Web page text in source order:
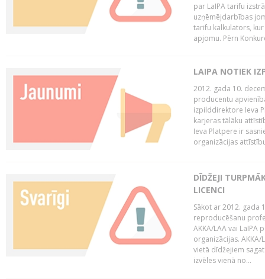
par LaIPA tarifu
uzņēmējdarbības
tarifu kalkulators,
apjomu. Pērn
LAIPA NOTIEK
2012. gada 10.
producentu
izpilddirektore Ieva
karjeras tālāku
Ieva Platpere ir
organizācijas
DĪDŽEJI
LICENCI
Sākot ar 2012. gada
reproducēšanu
AKKA/LAA vai LaIPA
organizācijas.
vietā dīdžejiem
izvēles vienā no...